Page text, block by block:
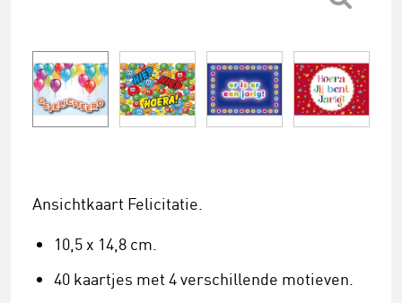
Ansichtkaart Felicitatie.
10,5 x 14,8 cm.
40 kaartjes met 4 verschillende motieven.